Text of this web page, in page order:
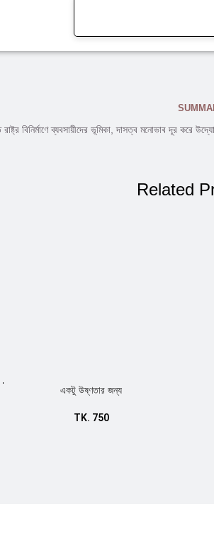
বিনির্মাণে ব্যবসায়ীদের ভূমিকা, দাসত্ব মনোভাব দূর করে
Related
একটু উষ্ণতার জন্য
TK. 750